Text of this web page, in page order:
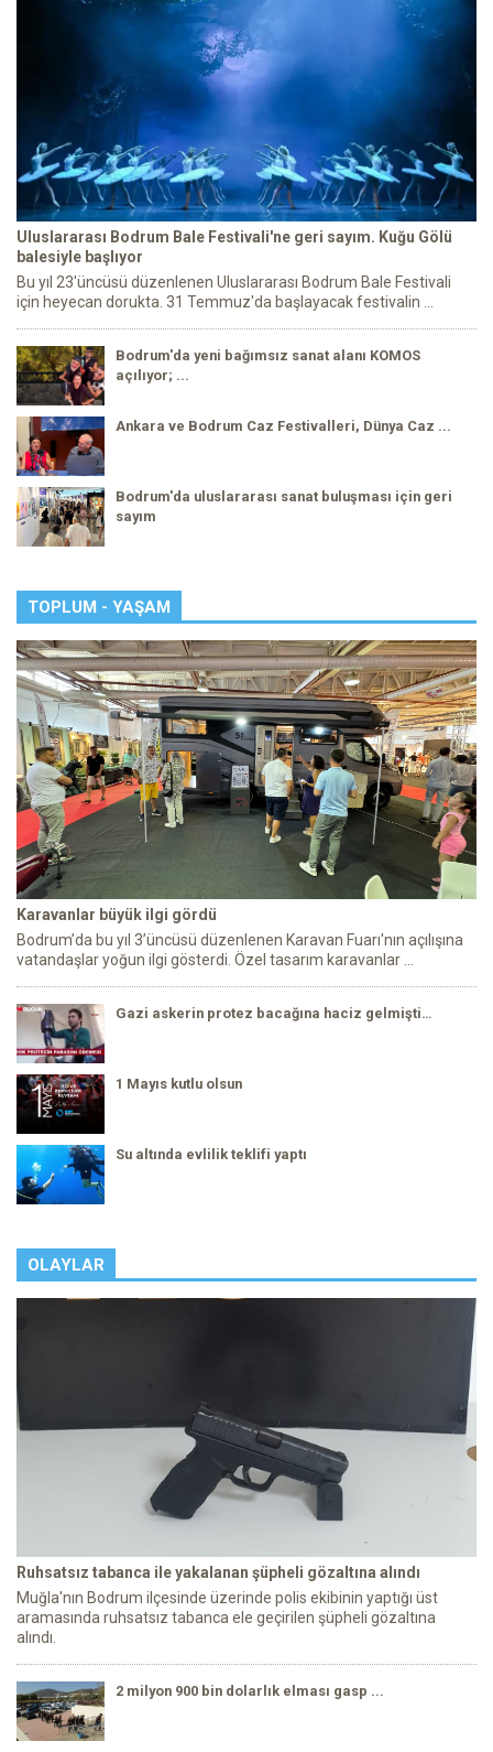
Uluslararası Bodrum Bale Festivali'ne geri sayım. Kuğu Gölü
balesiyle başlıyor
Bu yıl 23'üncüsü düzenlenen Uluslararası Bodrum Bale Festivali
için heyecan dorukta. 31 Temmuz'da başlayacak festivalin ...
Bodrum'da yeni bağımsız sanat alanı KOMOS
açılıyor; ...
Ankara ve Bodrum Caz Festivalleri, Dünya Caz ...
Bodrum'da uluslararası sanat buluşması için geri
sayım
TOPLUM - YAŞAM
Karavanlar büyük ilgi gördü
Bodrum’da bu yıl 3’üncüsü düzenlenen Karavan Fuarı'nın açılışına
vatandaşlar yoğun ilgi gösterdi. Özel tasarım karavanlar ...
Gazi askerin protez bacağına haciz gelmişti…
1 Mayıs kutlu olsun
Su altında evlilik teklifi yaptı
OLAYLAR
Ruhsatsız tabanca ile yakalanan şüpheli gözaltına alındı
Muğla'nın Bodrum ilçesinde üzerinde polis ekibinin yaptığı üst
aramasında ruhsatsız tabanca ele geçirilen şüpheli gözaltına
alındı.
2 milyon 900 bin dolarlık elması gasp ...